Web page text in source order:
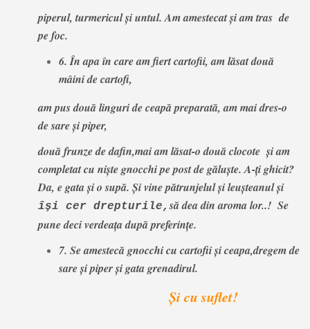
piperul, turmericul şi untul. Am amestecatşi am tras de
pe foc.
6. În apa în care am fiert cartofii, am lăsat două
mâini de cartofi,
am pus două linguri de ceapă preparată, am mai dres-o
de sare şi piper,
două frunze de dafin,mai am lăsat-o două clocote şi am
completat cu nişte gnocchi pe post de găluşte. A-ţi ghicit?
Da, e gata şi o supă. Şi vine pătrunjelul şi leuşteanul şi
îşi cer drepturile,să dea din aroma lor..! Se
pune deci verdeaţa după preferinţe.
7. Se amestecă gnocchi cu cartofii şi ceapa,dregem de
sare şi piperşi gata grenadirul.
Şi cu suflet!